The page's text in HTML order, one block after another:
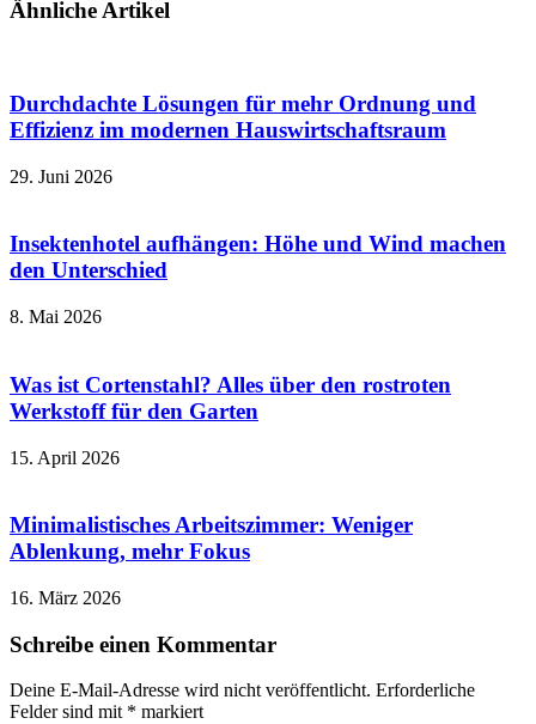
Ähnliche Artikel
Durchdachte Lösungen für mehr Ordnung und
Effizienz im modernen Hauswirtschaftsraum
29. Juni 2026
Insektenhotel aufhängen: Höhe und Wind machen
den Unterschied
8. Mai 2026
Was ist Cortenstahl? Alles über den rostroten
Werkstoff für den Garten
15. April 2026
Minimalistisches Arbeitszimmer: Weniger
Ablenkung, mehr Fokus
16. März 2026
Schreibe einen Kommentar
Deine E-Mail-Adresse wird nicht veröffentlicht. Erforderliche
Felder sind mit * markiert